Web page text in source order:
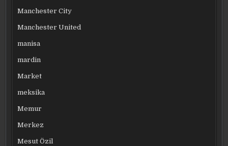
Manchester City
Manchester United
manisa
mardin
Market
meksika
Memur
Merkez
Mesut Özil